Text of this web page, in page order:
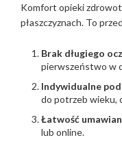
Komfort opieki
płaszczyznach. To
Brak długiego
pierwszeństwo w
Indywidualne
do potrzeb wieku,
Łatwość
lub online.